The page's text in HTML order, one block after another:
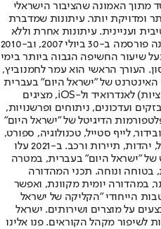
מתוך האמונה שהציבור הישראלי
ומדויקת יותר. עיתונות שמדברת
ועניינית. עיתונות אחרת וללא
תשלום. המהדורה המודפסת הראשונה פורסמה ב-30 ביולי 2007, וב-2010
שיעור החשיפה הגבוה ביותר בימי
העורך הראשי הוא עמר לחמנוביץ,
של "ישראל היום" בעברית
ובאנגלית, כמו כן היישומונים (אפליקציות) לאנדרואיד ול-iOS, מציגים
ועדכונים, ניתוחים ופרשנויות,
הדיגיטל של "ישראל היום"
לייף סטייל, טכנולוגיה, ספורט,
כלכלה וצרכנות, בריאות, חיילים, אוכל, יהדות, תיירות ורכב. ב-2021 עלו
של "ישראל היום" בעברית, במטרה
בטוחה ונוחה. תכני המהדורה
במהדורה יומית מקוונת, ואפשר
הייחודי "הקליקה של ישראל
על מוצרים ושירותים. ישראל
לשיפור מקהל הקוראים. פנו אלינו